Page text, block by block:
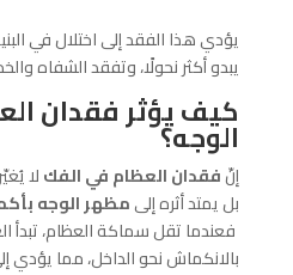
يؤدي هذا الفقد إلى اختلال في
يبدو أكثر نحولًا، وتفقد الشفاه
كيف يؤثر فقدان
الوجه؟
إنّفقدان العظام في الفكلا
بل يمتد أثره إلىمظهر الوجه
فعندما تقل سماكة العظام، تبدأ
بالانكماش نحو الداخل، مما يؤدي